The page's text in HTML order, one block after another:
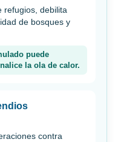
refugios, debilita
de bosques y
puede
la ola de calor.
contra